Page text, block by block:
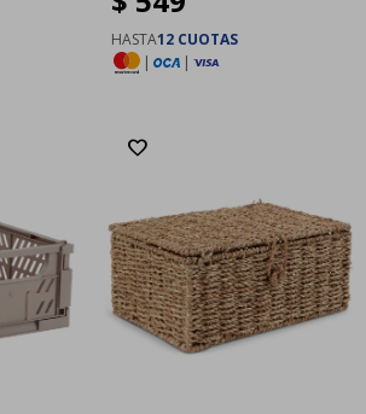
HASTA12 CUOTAS
|
|